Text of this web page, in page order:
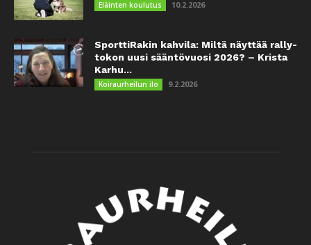
Eläinten koulutus 10.2.2026
SporttiRakin kahvila: Miltä näyttää rally-
tokon uusi sääntövuosi 2026? – Krista
Karhu...
Koiraurheilun ilo 9.2.2026